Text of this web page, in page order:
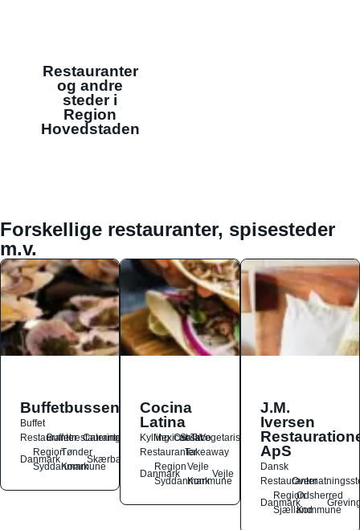
Restauranter
og andre
steder i
Region
Hovedstaden
Forskellige restauranter, spisesteder
m.v.
Buffetbussen
Buffet
Restauranter
Buffetrestauranter
Catering
Danmark
Region
Syddanmark
Tønder
Kommune
Skærbæk
Cocina
Latina
Kylling
Mexicansk
OstSalat
TacoVegetarisk
RestauranterTakeaway
Danmark
Region
Syddanmark
Vejle
Kommune
Vejle
J.M.
Iversen
ApS
Dansk
Restauranter
Danmark
Region
Sjælland
Odsherred
Kommune